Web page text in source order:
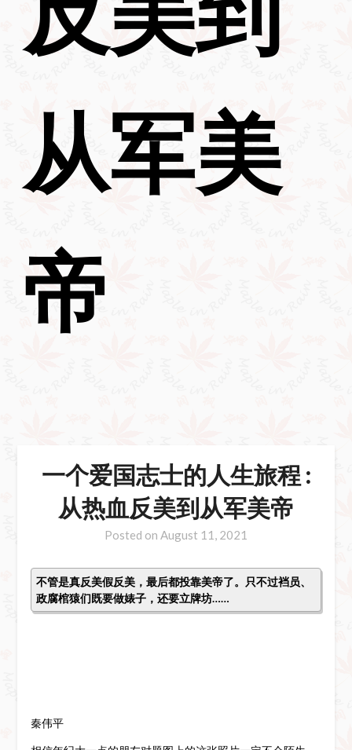
从军美
帝
一个爱国志士的人生旅程 :
从热血反美到从军美帝
Posted on August 11, 2021
不管是真反美假反美，最后都投靠美帝了。只不过裆员、
政腐棺猿们既要做婊子，还要立牌坊……
秦伟平